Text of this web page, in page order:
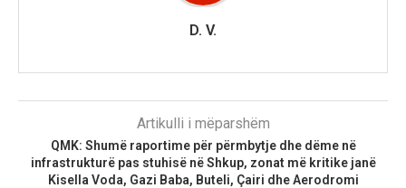
D. V.
Artikulli i mëparshëm
QMK: Shumë raportime për përmbytje dhe dëme në
infrastrukturë pas stuhisë në Shkup, zonat më kritike janë
Kisella Voda, Gazi Baba, Buteli, Çairi dhe Aerodromi